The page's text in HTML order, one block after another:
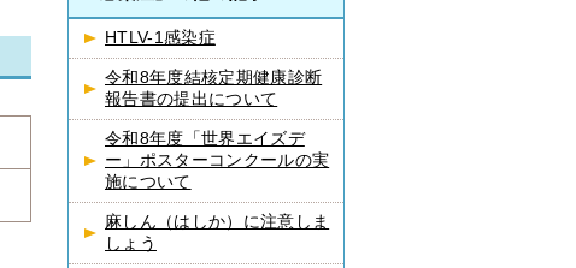
HTLV-1感染症
令和8年度結核定期健康診断
報告書の提出について
令和8年度「世界エイズデ
ー」ポスターコンクールの実
施について
麻しん（はしか）に注意しま
しょう